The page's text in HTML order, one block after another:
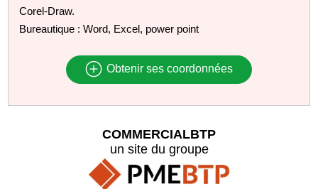
Corel-Draw.
Bureautique : Word, Excel, power point
Obtenir ses coordonnées
COMMERCIALBTP
un site du groupe